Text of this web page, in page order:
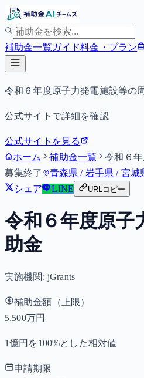
補助金一覧ガイド料金・プラン
令和６年度原子力発電施設等の
公式サイトで詳細を確認
公式サイトを見る
ホーム
補助金一覧
令和６
募集終了
青森県 / 岩手県 / 宮城
シェア
LINE URLコピー
令和６年度原子
助金
実施機関: jGrants
補助金額（上限）
5,500万円
1億円を100%とした相対値
申請期限